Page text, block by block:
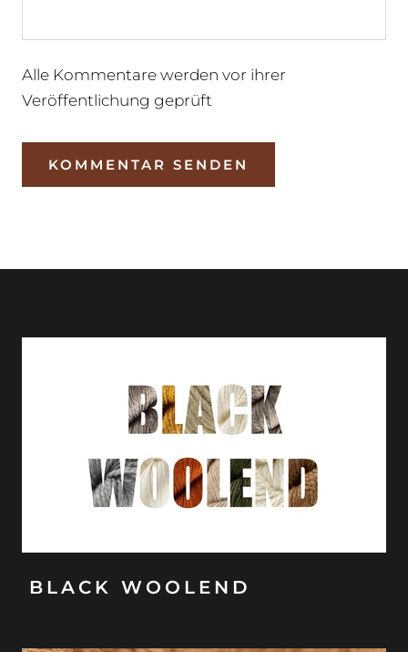
Alle Kommentare werden vor ihrer
Veröffentlichung geprüft
KOMMENTAR SENDEN
BLACK WOOLEND